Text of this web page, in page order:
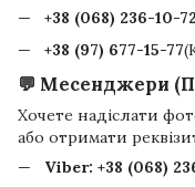
+38 (068) 236-10-72
+38 (97) 677-15-77
💬 Месенджери
Хочете надіслати
або отримати
Viber: +38 (068)